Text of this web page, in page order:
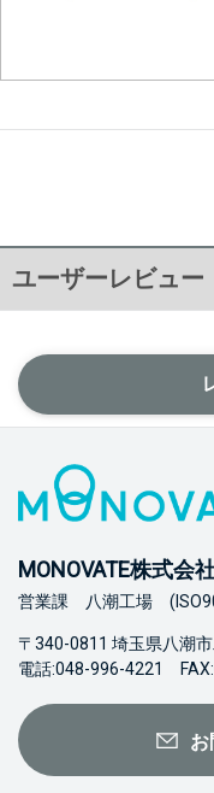
ユーザーレビュー
MONOVATE株式会
営業課 八潮工場
〒340-0811 埼玉県八潮
電話:048-996-4221
お